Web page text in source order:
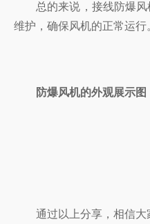
总的来说，接线防爆风机
维护，确保风机的正常运行
防爆风机的外观展示图
通过以上分享，相信大